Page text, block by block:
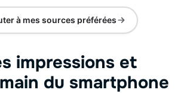
à mes sources préférées
impressions et
du smartphone